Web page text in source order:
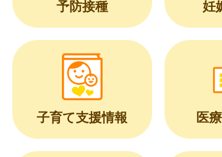
予防接種 妊
子育て支援情報 医